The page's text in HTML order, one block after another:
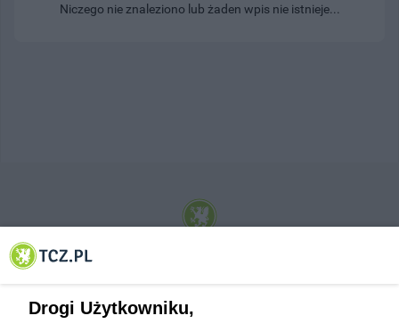
Niczego nie znaleziono lub żaden wpis nie istnieje...
© 2001-2026 Tczew - TCZ.PL Sp. z o.o. Internetowy Serwis Informacyjny Miasta
Drogi Użytkowniku,